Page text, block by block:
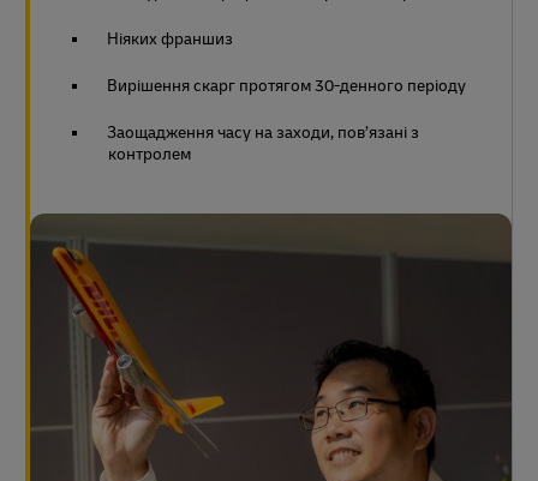
Ніяких франшиз
Вирішення скарг протягом 30-денного періоду
Заощадження часу на заходи, пов’язані з
контролем